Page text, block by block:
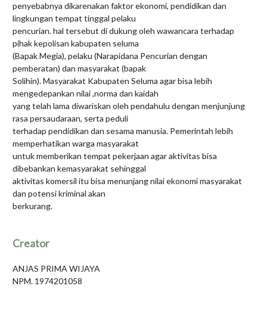
penyebabnya dikarenakan faktor ekonomi, pendidikan dan
lingkungan tempat tinggal pelaku
pencurian. hal tersebut di dukung oleh wawancara terhadap
pihak kepolisan kabupaten seluma
(Bapak Megia), pelaku (Narapidana Pencurian dengan
pemberatan) dan masyarakat (bapak
Solihin). Masyarakat Kabupaten Seluma agar bisa lebih
mengedepankan nilai ,norma dan kaidah
yang telah lama diwariskan oleh pendahulu dengan menjunjung
rasa persaudaraan, serta peduli
terhadap pendidikan dan sesama manusia. Pemerintah lebih
memperhatikan warga masyarakat
untuk memberikan tempat pekerjaan agar aktivitas bisa
dibebankan kemasyarakat sehinggal
aktivitas komersil itu bisa menunjang nilai ekonomi masyarakat
dan potensi kriminal akan
berkurang.
Creator
ANJAS PRIMA WIJAYA
NPM. 1974201058